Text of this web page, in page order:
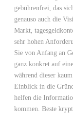
gebührenfrei, das
genauso auch die
Markt,
sehr hohen
Sie von Anfang an
ganz konkret auf
während dieser
Einblick in die
helfen die
kommen. Beste